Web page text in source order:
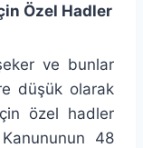
Özel Hadler
ve bunlar
düşük olarak
özel hadler
48